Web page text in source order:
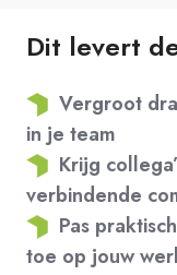
Dit levert
Vergroot
in je team
Krijg
verbindende
Pas
toe op jouw